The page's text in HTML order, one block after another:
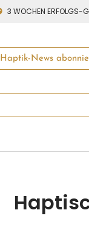
3 WOCHEN ERFOLGS-
Haptik-News